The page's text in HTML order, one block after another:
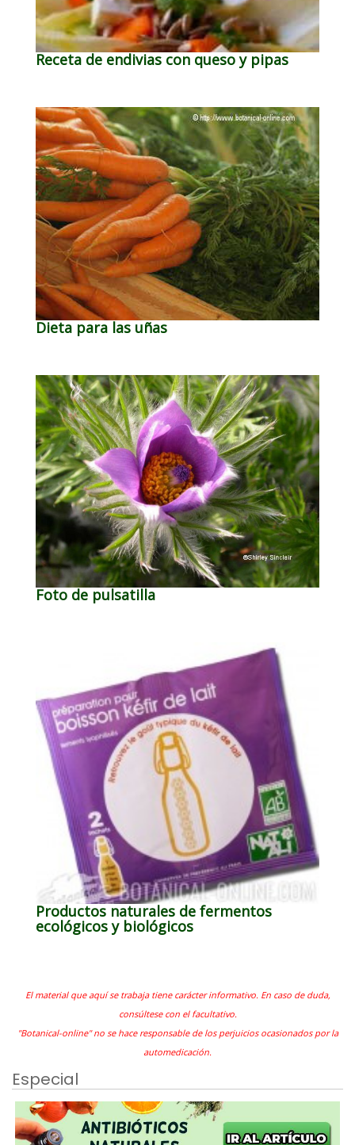
Receta de endivias con queso y pipas
Dieta para las uñas
Foto de pulsatilla
Productos naturales de fermentos
ecológicos y biológicos
El material que aquí se trabaja tiene carácter informativo. En caso de duda,
consúltese con el facultativo.
"Botanical-online" no se hace responsable de los perjuicios ocasionados por la
automedicación.
Especial